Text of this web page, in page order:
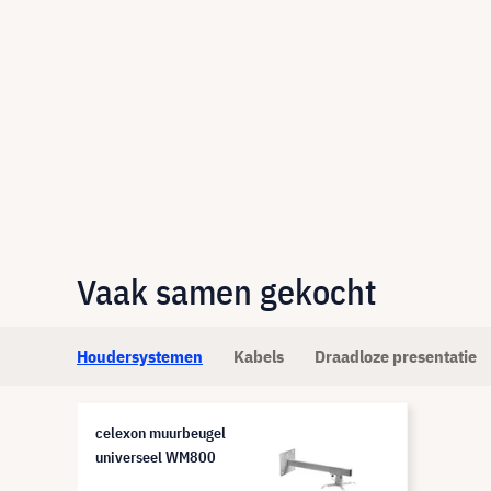
Vaak samen gekocht
Houdersystemen Kabels Draadloze presentatie
celexon muurbeugel
universeel WM800